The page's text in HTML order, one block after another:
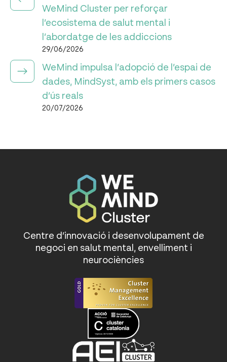
WeMind Cluster per reforçar
l’ecosistema de salut mental i
l’abordatge de les addiccions
29/06/2026
WeMind impulsa l’adopció de l’espai de
dades, MindSyst, amb els primers casos
d’ús reals
20/07/2026
Centre d’innovació i desenvolupament de
negoci en salut mental, envelliment i
neurociències